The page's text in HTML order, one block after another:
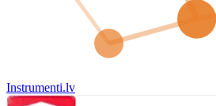
Instrumenti.lv